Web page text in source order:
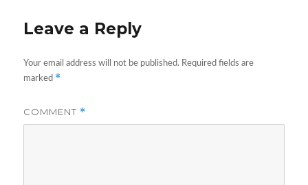
Leave a Reply
Your email address will not be published. Required fields are
marked *
COMMENT *